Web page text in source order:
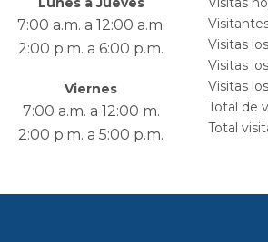
7:00 a.m. a 12:00 a.m.
2:00 p.m. a 6:00 p.m.
Viernes
7:00 a.m. a 12:00 m.
2:00 p.m. a 5:00 p.m.
Visitas
Visitas
Visitas
Total de
Total